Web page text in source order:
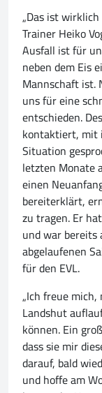
„Das ist
Trainer Heiko
Ausfall ist für
neben dem Eis
Mannschaft ist.
uns für eine
entschieden.
kontaktiert, mit
Situation
letzten Monate
einen
bereiterklärt,
zu tragen. Er
und war bereits
abgelaufenen
für den EVL.
„Ich freue
Landshut
können. Ein
dass sie mir
darauf, bald
und hoffe am